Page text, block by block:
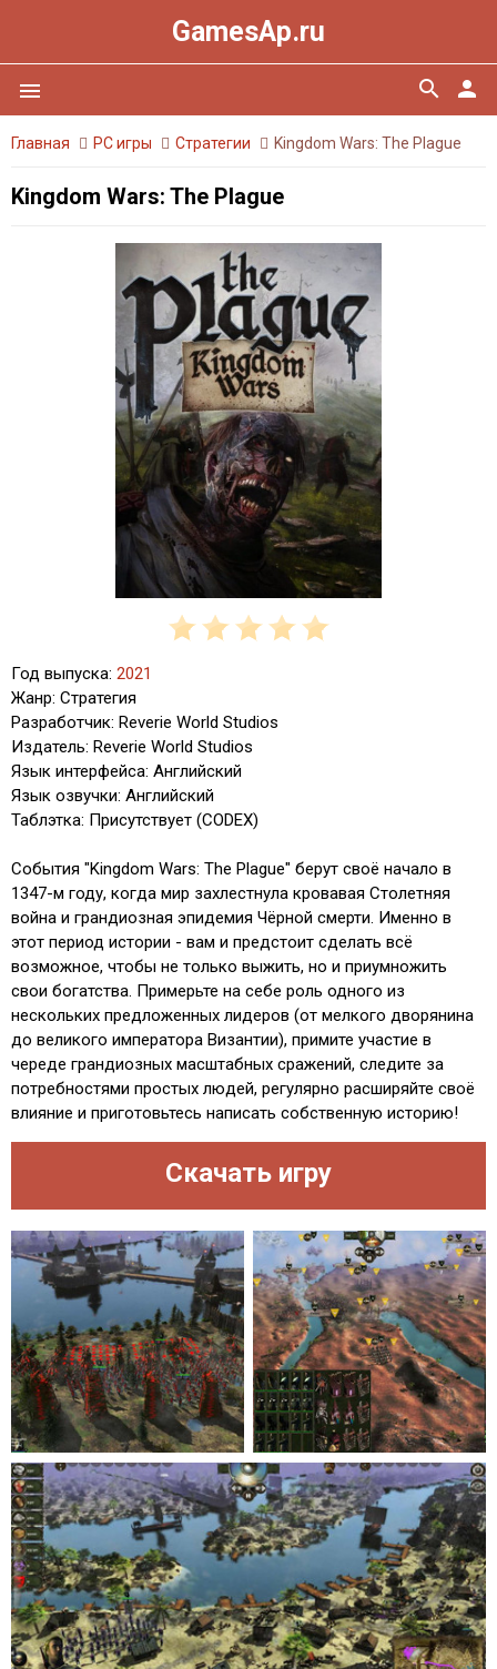
GamesAp.ru
menu person
search
Главная PC игры Стратегии Kingdom Wars: The Plague
Kingdom Wars: The Plague
Год выпуска: 2021
Жанр: Стратегия
Разработчик: Reverie World Studios
Издатель: Reverie World Studios
Язык интерфейса: Английский
Язык озвучки: Английский
Таблэтка: Присутствует (CODEX)
События "Kingdom Wars: The Plague" берут своё начало в
1347-м году, когда мир захлестнула кровавая Столетняя
война и грандиозная эпидемия Чёрной смерти. Именно в
этот период истории - вам и предстоит сделать всё
возможное, чтобы не только выжить, но и приумножить
свои богатства. Примерьте на себе роль одного из
нескольких предложенных лидеров (от мелкого дворянина
до великого императора Византии), примите участие в
череде грандиозных масштабных сражений, следите за
потребностями простых людей, регулярно расширяйте своё
влияние и приготовьтесь написать собственную историю!
Скачать игру